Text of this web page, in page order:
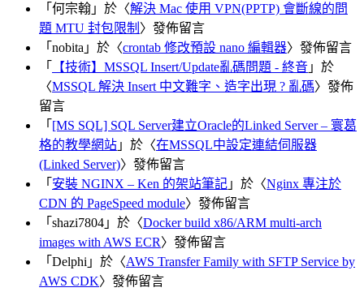
「 何宗翰 」於〈解決 Mac 使用 VPN(PPTP) 會斷線的問
題 MTU 封包限制 〉發佈留言
「 nobita 」於〈crontab 修改預設 nano 編輯器〉發佈留言
「
【技術】MSSQL Insert/Update亂碼問題 - 終音 」於
〈MSSQL 解決 Insert 中文難字、造字出現 ? 亂碼〉發佈
留言
「 [MS SQL] SQL Server建立Oracle的Linked Server – 寰葛
格的教學網站 」於〈在MSSQL中設定連結伺服器
(Linked Server)〉發佈留言
「 安裝 NGINX – Ken 的架站筆記 」於〈Nginx 專注於
CDN 的 PageSpeed module〉發佈留言
「 shazi7804 」於〈Docker build x86/ARM multi-arch
images with AWS ECR〉發佈留言
「 Delphi 」於〈AWS Transfer Family with SFTP Service by
AWS CDK〉發佈留言